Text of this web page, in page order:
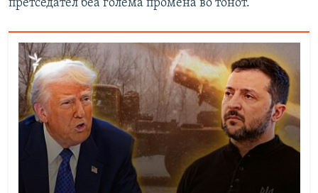
претседател беа голема промена во тонот.